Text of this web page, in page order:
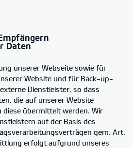
Daten
unserer Webseite sowie für
Website und für Back-up-
Dienstleister, so dass
die auf unserer Website
diese übermittelt werden. Wir
auf der Basis des
gem. Art.
erfolgt aufgrund unseres